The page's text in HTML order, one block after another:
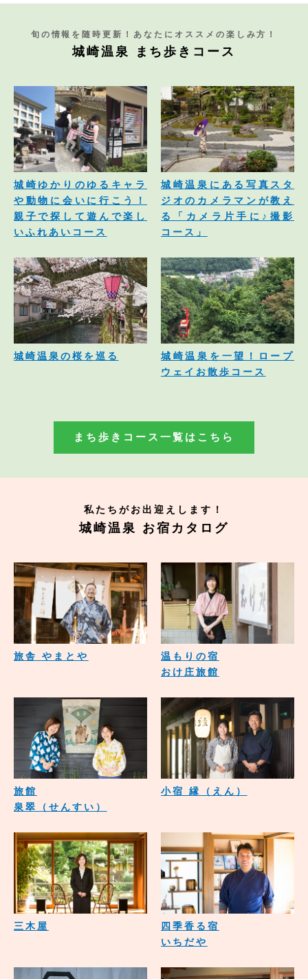
旬の情報を随時更新！あなたにオススメの楽しみ方！
城崎温泉 まち歩きコース
城崎ゆかりのゆるキャラ
や動物に会いに行こう！
親子で探して遊んで楽し
いふれあいコース
城崎温泉にある写真スタ
ジオのカメラマンが教え
る「カメラ片手に♪撮影
コース」
城崎温泉の桜を巡る
城崎温泉を一望！ロープ
ウェイお散歩コース
まち歩きコース一覧はこちら
私たちがお出迎えします！
城崎温泉 お宿カタログ
旅舎 やまとや
温もりの宿
おけ庄旅館
旅館
泉翠（せんすい）
小宿 縁（えん）
三木屋
四季香る宿
いちだや